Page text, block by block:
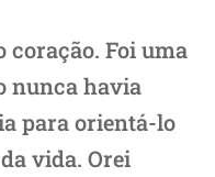
coração. Foi uma
nunca havia
para orientá-lo
vida. Orei